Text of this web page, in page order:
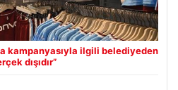
kampanyasıyla ilgili belediyeden
dışıdır”